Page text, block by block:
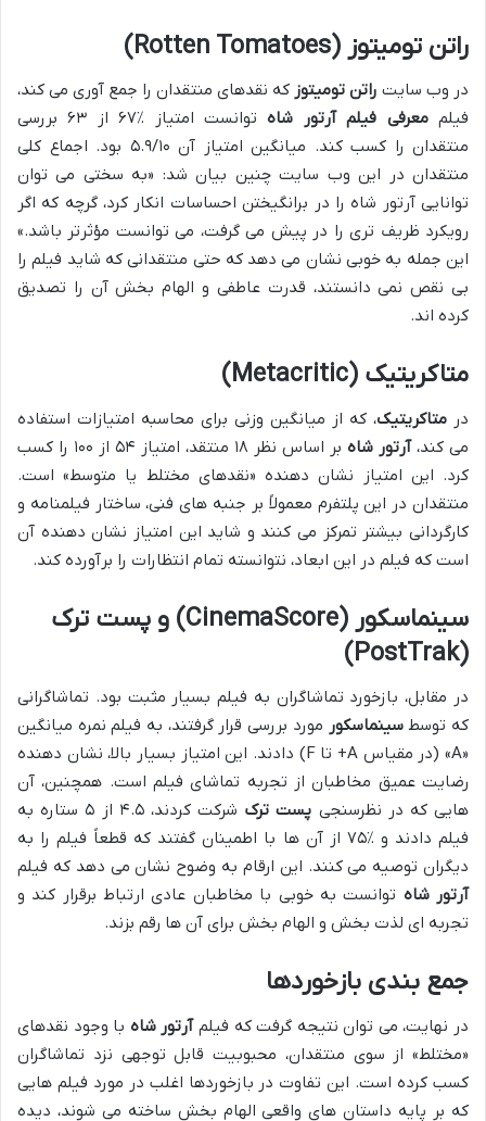
راتن تومیتوز (Rotten Tomatoes)
در وب سایت راتن تومیتوز که نقدهای منتقدان را جمع آوری می کند،
فیلممعرفی فیلم آرتور شاه
توانست امتیاز ٪۶۷ از ۶۳ بررسی
منتقدان را کسب کند. میانگین امتیاز آن ۵.۹/۱۰ بود. اجماع کلی
منتقدان در این وب سایت چنین بیان شد: «به سختی می توان
توانایی آرتور شاه را در برانگیختن احساسات انکار کرد، گرچه که اگر
رویکرد ظریف تری را در پیش می گرفت، می توانست مؤثرتر باشد.»
این جمله به خوبی نشان می دهد که حتی منتقدانی که شاید فیلم را
بی نقص نمی دانستند، قدرت عاطفی و الهام بخش آن را تصدیق
کرده اند.
متاکریتیک (Metacritic)
در متاکریتیک، که از میانگین وزنی برای محاسبه امتیازات استفاده
می کند،آرتور شاه
بر اساس نظر ۱۸ منتقد، امتیاز ۵۴ از ۱۰۰ را کسب
کرد. این امتیاز نشان دهنده «نقدهای مختلط یا متوسط» است.
منتقدان در این پلتفرم معمولاً بر جنبه های فنی، ساختار فیلمنامه و
کارگردانی بیشتر تمرکز می کنند و شاید این امتیاز نشان دهنده آن
است که فیلم در این ابعاد، نتوانسته تمام انتظارات را برآورده کند.
سینماسکور (CinemaScore) و پست ترک
(PostTrak)
در مقابل، بازخورد تماشاگران به فیلم بسیار مثبت بود. تماشاگرانی
که توسطسینماسکور مورد بررسی قرار گرفتند، به فیلم نمره میانگین
«A» (در مقیاس A+ تا F) دادند. این امتیاز بسیار بالا، نشان دهنده
رضایت عمیق مخاطبان از تجربه تماشای فیلم است. همچنین، آن
هایی که در نظرسنجی پست ترک
شرکت کردند، ۴.۵ از ۵ ستاره به
فیلم دادند و ٪۷۵ از آن ها با اطمینان گفتند که قطعاً فیلم را به
دیگران توصیه می کنند. این ارقام به وضوح نشان می دهد که فیلم
آرتور شاه توانست به خوبی با مخاطبان عادی ارتباط برقرار کند و
تجربه ای لذت بخش و الهام بخش برای آن ها رقم بزند.
جمع بندی بازخوردها
در نهایت، می توان نتیجه گرفت که فیلمآرتور شاه با وجود نقدهای
«مختلط» از سوی منتقدان، محبوبیت قابل توجهی نزد تماشاگران
کسب کرده است. این تفاوت در بازخوردها اغلب در مورد فیلم هایی
که بر پایه داستان های واقعی الهام بخش ساخته می شوند، دیده